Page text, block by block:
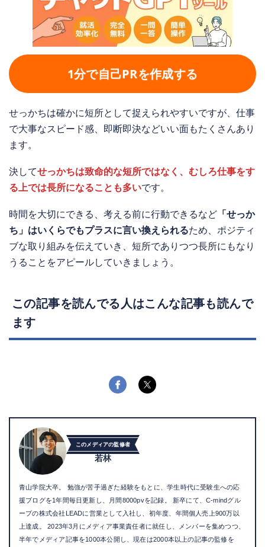
1分で自己PRを作成する
せっかちは確かに短所として捉えられやすいですが、仕事
で大事なスピード感、即断即決などいい面もたくさんあり
ます。
決してせっかちは致命的な短所ではなく、むしろ仕事をす
る上では長所になることも多いです。
時間を大切にできる、考える前に行動できるなど 「せっか
ち」はいくらでもプラスに言い換えられるため、ポジティ
ブな取り組みを伝えていき、短所でありつつ長所にもなり
うることをアピールしていきましょう。
この記事を読んでる人はこんな記事も読んで
ます
このメディアの監修者
若林
青山学院大卒。 勉強が苦手過ぎた経験をもとに、学生時代に受験生への応
援ブログを1年間毎日更新し、月間8000pvを記録。 新卒にて、C-mindグル
ープの株式会社LEADに営業として入社し、初年度、年間個人売上900万以
上達成。 2023年3月にメディア事業責任者に就任し、メンバーを集めつつ、
半年でメディア記事を1000本公開し、現在は2000本以上の記事の監修を